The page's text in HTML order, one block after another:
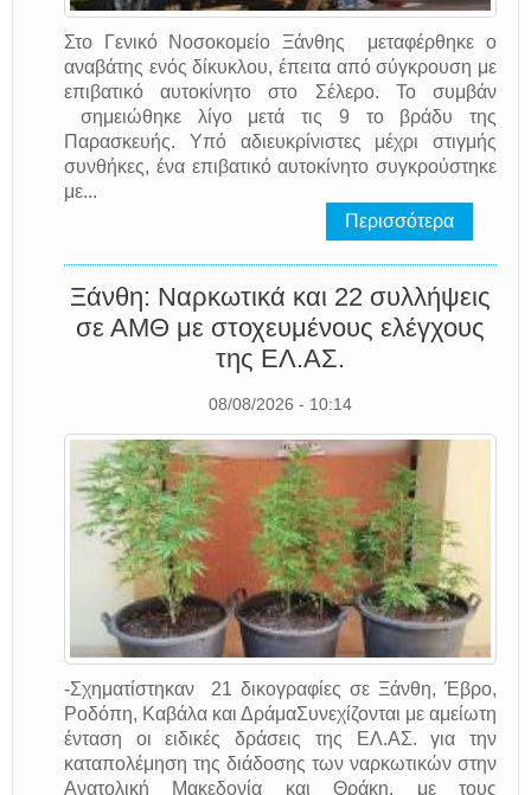
Στο Γενικό Νοσοκομείο Ξάνθης μεταφέρθηκε ο
αναβάτης ενός δίκυκλου, έπειτα από σύγκρουση με
επιβατικό αυτοκίνητο στο Σέλερο. Το συμβάν
σημειώθηκε λίγο μετά τις 9 το βράδυ της
Παρασκευής. Υπό αδιευκρίνιστες μέχρι στιγμής
συνθήκες, ένα επιβατικό αυτοκίνητο συγκρούστηκε
με...
Περισσότερα
Ξάνθη: Ναρκωτικά και 22 συλλήψεις
σε ΑΜΘ με στοχευμένους ελέγχους
της EΛ.AΣ.
08/08/2026 - 10:14
-Σχηματίστηκαν 21 δικογραφίες σε Ξάνθη, Έβρο,
Ροδόπη, Καβάλα και ΔράμαΣυνεχίζονται με αμείωτη
ένταση οι ειδικές δράσεις της EΛ.AΣ. για την
καταπολέμηση της διάδοσης των ναρκωτικών στην
Ανατολική Μακεδονία και Θράκη, με τους